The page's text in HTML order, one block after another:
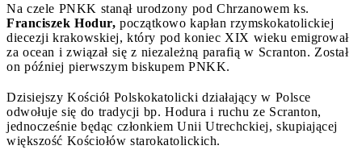
Na czele PNKK stanął urodzony pod Chrzanowem ks.
Franciszek Hodur, początkowo kapłan rzymskokatolickiej
diecezji krakowskiej, który pod koniec XIX wieku emigrował
za ocean i związał się z niezależną parafią w Scranton. Został
on później pierwszym biskupem PNKK.
Dzisiejszy Kościół Polskokatolicki działający w Polsce
odwołuje się do tradycji bp. Hodura i ruchu ze Scranton,
jednocześnie będąc członkiem Unii Utrechckiej, skupiającej
większość Kościołów starokatolickich.